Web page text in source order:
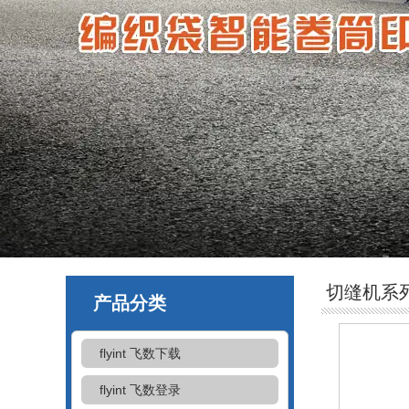
产品分类
flyint 飞数下载
flyint 飞数登录
切缝机系